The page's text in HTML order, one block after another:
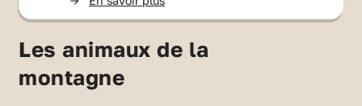
Les animaux de la
montagne